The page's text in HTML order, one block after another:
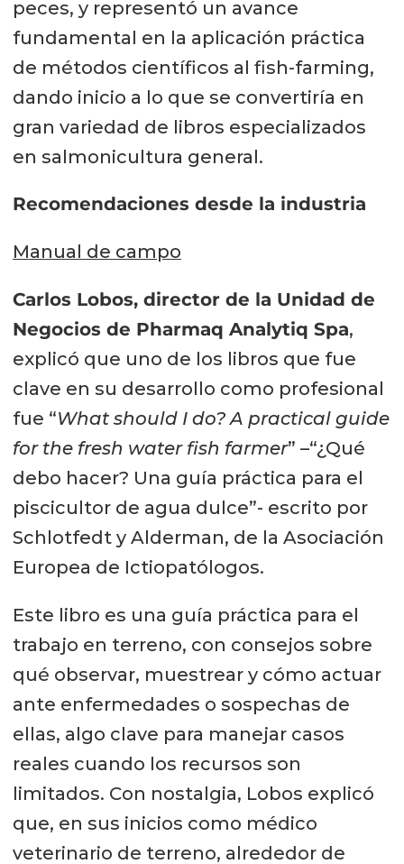
peces, y representó un avance
fundamental en la aplicación práctica
de métodos científicos al fish-farming,
dando inicio a lo que se convertiría en
gran variedad de libros especializados
en salmonicultura general.
Recomendaciones desde la industria
Manual de campo
Carlos Lobos, director de la Unidad de
Negocios de Pharmaq Analytiq Spa,
explicó que uno de los libros que fue
clave en su desarrollo como profesional
fue “What should I do? A practical guide
for the fresh water fish farmer” –“¿Qué
debo hacer? Una guía práctica para el
piscicultor de agua dulce”- escrito por
Schlotfedt y Alderman, de la Asociación
Europea de Ictiopatólogos.
Este libro es una guía práctica para el
trabajo en terreno, con consejos sobre
qué observar, muestrear y cómo actuar
ante enfermedades o sospechas de
ellas, algo clave para manejar casos
reales cuando los recursos son
limitados. Con nostalgia, Lobos explicó
que, en sus inicios como médico
veterinario de terreno, alrededor de